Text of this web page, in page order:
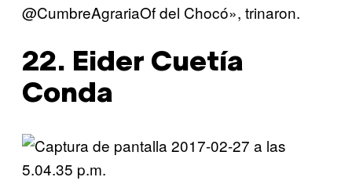
@CumbreAgrariaOf del Chocó», trinaron.
22. Eider Cuetía
Conda